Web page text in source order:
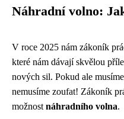
Náhradní volno:
V roce 2025 nám zákoník
které nám dávají skvělou
nových sil. Pokud ale
nemusíme zoufat! Zákoník
možnost náhradního volna.